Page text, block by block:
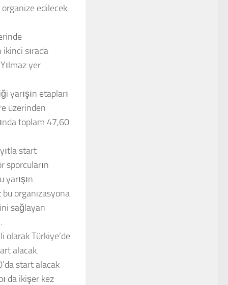
edilecek
sırada
yer
yarışın etapları
üzerinden
toplam 47,60
start
sporcuların
yarışın
bu organizasyona
sağlayan
olarak Türkiye’de
alacak.
start alacak
da ikişer kez